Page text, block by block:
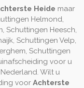
Heide maar
Helmond,
Schuttingen Heesch,
Schuttingen Velp,
Schuttingen
voor u
Wilt u
voor Achterste